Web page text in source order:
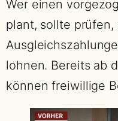
Wer einen
plant, sollte prüfen,
lohnen. Bereits ab
können freiwillige